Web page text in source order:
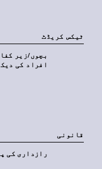
ٹیکس کریڈٹ
بچوں/زیر
افراد کی
قانونی
رازداری کی